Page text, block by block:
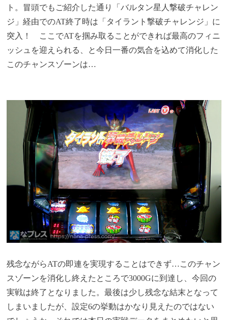
ト。冒頭でもご紹介した通り「バルタン星人撃破チャレン
ジ」経由でのAT終了時は「タイラント撃破チャレンジ」に
突入！ ここでATを掴み取ることができれば最高のフィニ
ッシュを迎えられる、と今日一番の気合を込めて消化した
このチャンスゾーンは…
残念ながらATの即連を実現することはできず…このチャン
スゾーンを消化し終えたところで3000Gに到達し、今回の
実戦は終了となりました。最後は少し残念な結末となって
しまいましたが、設定6の挙動はかなり見えたのではない